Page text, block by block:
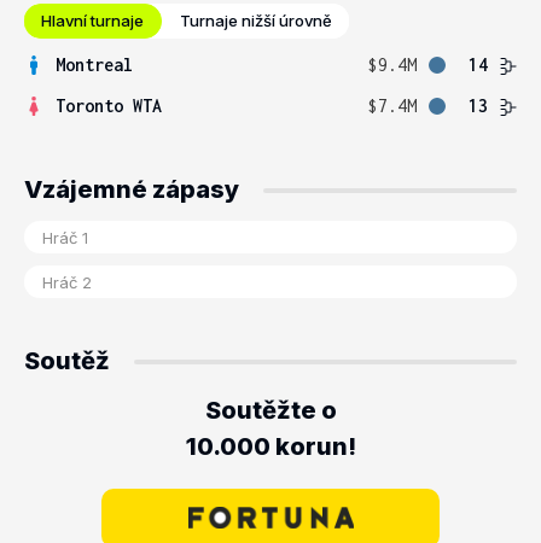
Hlavní turnaje Turnaje nižší úrovně
Montreal $9.4M
14
Toronto WTA
$7.4M 13
Vzájemné zápasy
Soutěž
Soutěžte o
10.000 korun!